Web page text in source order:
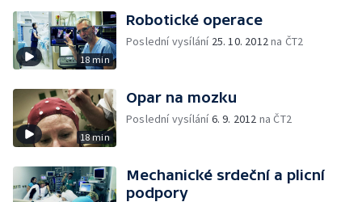
18 min
Robotické operace
Poslední vysílání 25. 10. 2012na ČT2
18 min
Opar na mozku
Poslední vysílání6. 9. 2012 na ČT2
Mechanické srdeční a plicní
podpory